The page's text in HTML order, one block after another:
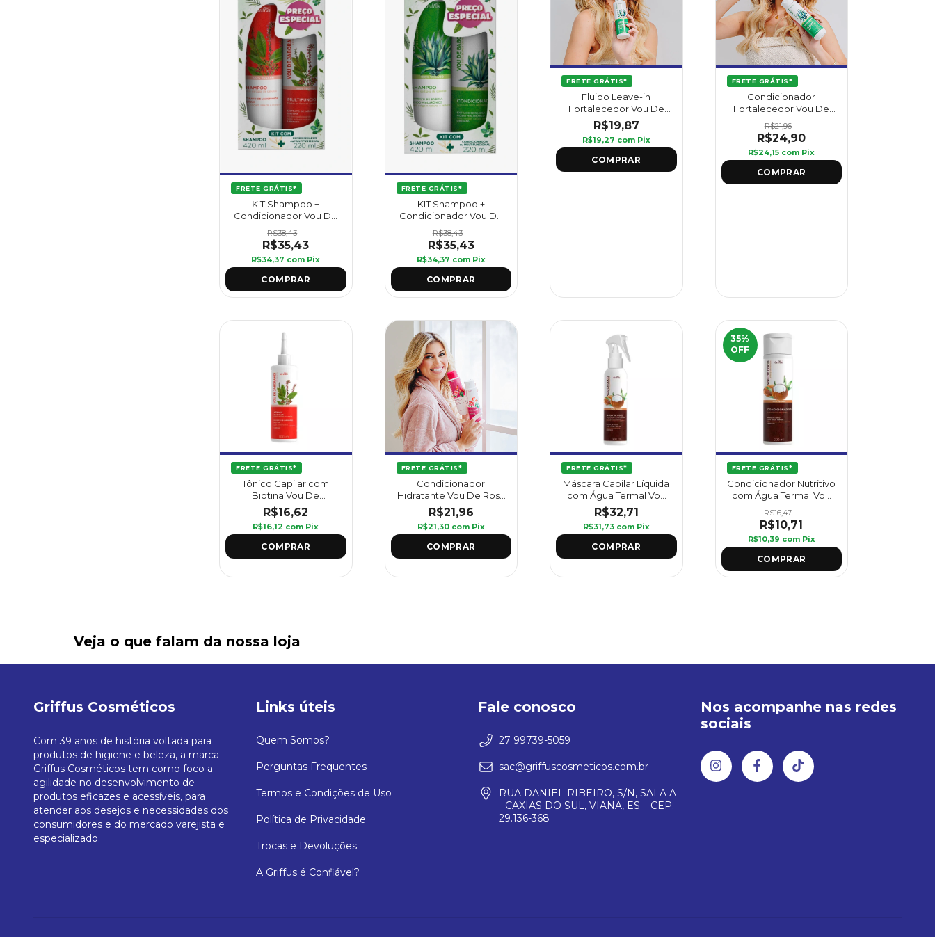
FRETE GRÁTIS*
KIT Shampoo +
Condicionador Vou De
Jaborandi - Griffus
R$38,43
R$35,43
R$34,37 com Pix
FRETE GRÁTIS*
KIT Shampoo +
Condicionador Vou De
Babosa - Griffus
R$38,43
R$35,43
R$34,37 com Pix
FRETE GRÁTIS*
Fluido Leave-in
Fortalecedor Vou De
Babosa 240 ml - Griffus
R$19,87
R$19,27 com Pix
FRETE GRÁTIS*
Condicionador
Fortalecedor Vou De
Babosa 420 ml - Griffus
R$21,96
R$24,90
R$24,15 com Pix
FRETE GRÁTIS*
Tônico Capilar com
Biotina Vou De
Jaborandi 100 ml -
Griffus
R$16,62
R$16,12 com Pix
FRETE GRÁTIS*
Condicionador
Hidratante Vou De Rosa
Mosqueta 420 ml -
Griffus
R$21,96
R$21,30 com Pix
FRETE GRÁTIS*
Máscara Capilar Líquida
com Água Termal Vou
De Coco 100 ml - Griffus
R$32,71
R$31,73 com Pix
35%
OFF
FRETE GRÁTIS*
Condicionador Nutritivo
com Água Termal Vou
De Coco 220 ml - Griffus
R$16,47
R$10,71
R$10,39 com Pix
Veja o que falam da nossa loja
Griffus Cosméticos
Com 39 anos de história voltada para
produtos de higiene e beleza, a marca
Griffus Cosméticos tem como foco a
agilidade no desenvolvimento de
produtos eficazes e acessíveis, para
atender aos desejos e necessidades dos
consumidores e do mercado varejista e
especializado.
Links úteis
Quem Somos?
Perguntas Frequentes
Termos e Condições de Uso
Política de Privacidade
Trocas e Devoluções
A Griffus é Confiável?
Fale conosco
27 99739-5059
sac@griffuscosmeticos.com.br
RUA DANIEL RIBEIRO, S/N, SALA A
- CAXIAS DO SUL, VIANA, ES – CEP:
29.136-368
Nos acompanhe nas redes
sociais